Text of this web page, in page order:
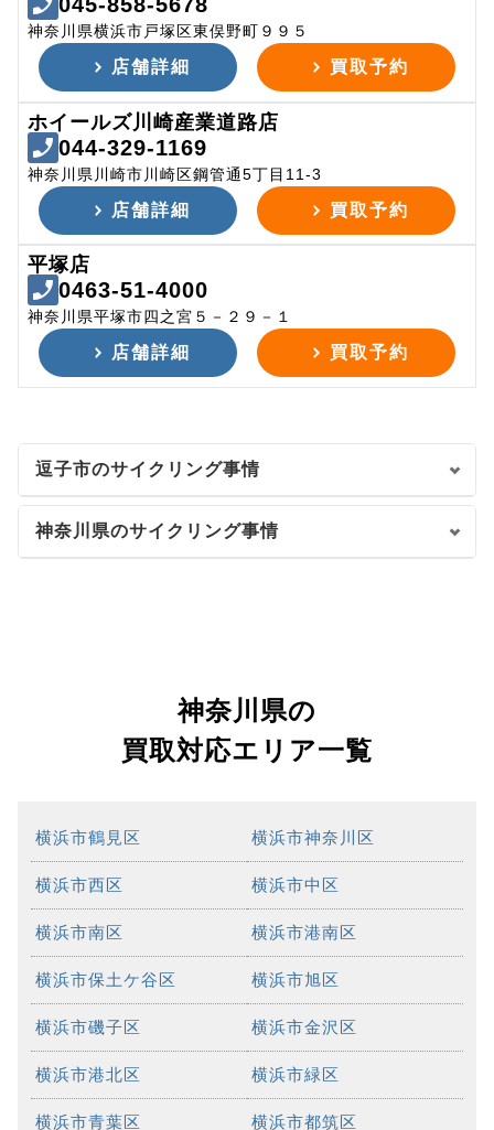
神奈川県横浜市戸塚区東俣野町９９５
店舗詳細 買取予約
ホイールズ川崎産業道路店
044-329-1169
神奈川県川崎市川崎区鋼管通5丁目11-3
店舗詳細 買取予約
平塚店
0463-51-4000
神奈川県平塚市四之宮５－２９－１
店舗詳細 買取予約
逗子市のサイクリング事情
神奈川県のサイクリング事情
神奈川県の
買取対応エリア一覧
横浜市鶴見区 横浜市神奈川区
横浜市西区 横浜市中区
横浜市南区 横浜市港南区
横浜市保土ケ谷区 横浜市旭区
横浜市磯子区 横浜市金沢区
横浜市港北区 横浜市緑区
横浜市青葉区 横浜市都筑区